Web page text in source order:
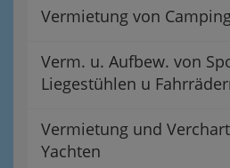
Vermietung von
Verm. u. Aufbew. von
Liegestühlen u
Vermietung und
Yachten